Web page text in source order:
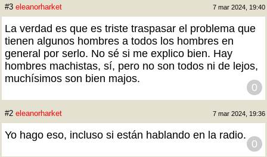
#3 eleanorharket 7 mar 2024, 19:40
La verdad es que es triste traspasar el problema que
tienen algunos hombres a todos los hombres en
general por serlo. No sé si me explico bien. Hay
hombres machistas, sí, pero no son todos ni de lejos,
muchísimos son bien majos.
0
#2 eleanorharket 7 mar 2024, 19:36
Yo hago eso, incluso si están hablando en la radio.
0